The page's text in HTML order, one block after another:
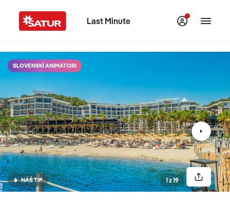
Last Minute
SLOVENSKÍ ANIMÁTORI
NÁŠ TIP 1 z 19